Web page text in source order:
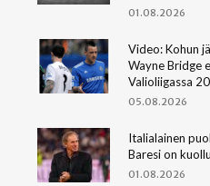
01.08.2026
Video: Kohun
Wayne Bridge
Valioliigassa
05.08.2026
Italialainen
Baresi on
01.08.2026